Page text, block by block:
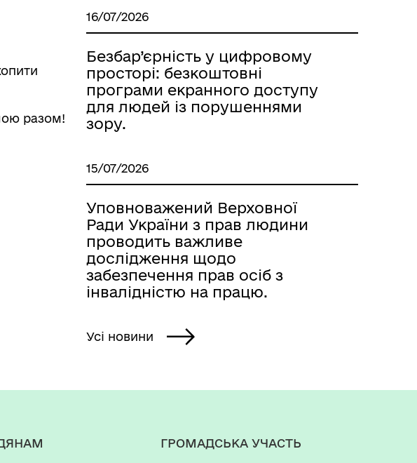
разом!
16/07/2026
Безбар’єрність у цифровому
просторі: безкоштовні
програми екранного доступу
для людей із порушеннями
зору.
15/07/2026
Уповноважений Верховної
Ради України з прав людини
проводить важливе
дослідження щодо
забезпечення прав осіб з
інвалідністю на працю.
Усі новини
ГРОМАДСЬКА УЧАСТЬ